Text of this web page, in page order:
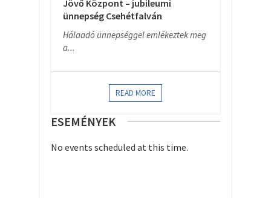
Jövő Központ – jubileumi
ünnepség Csehétfalván
Hálaadó ünnepséggel emlékeztek meg
a...
READ MORE
ESEMÉNYEK
No events scheduled at this time.